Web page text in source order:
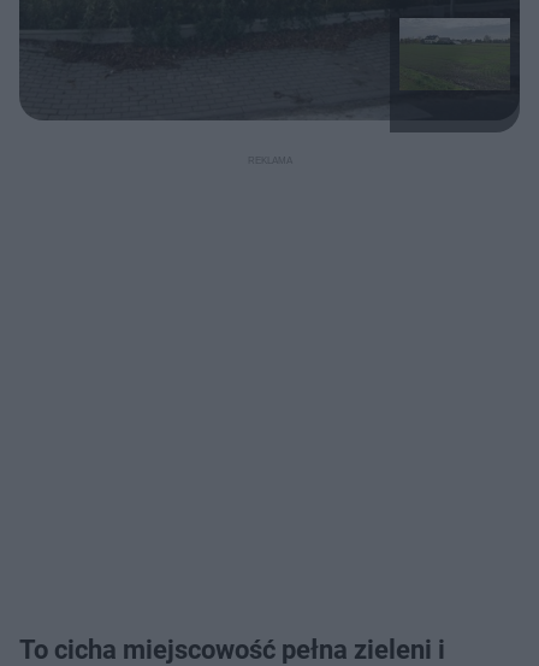
To cicha miejscowość pełna zieleni i